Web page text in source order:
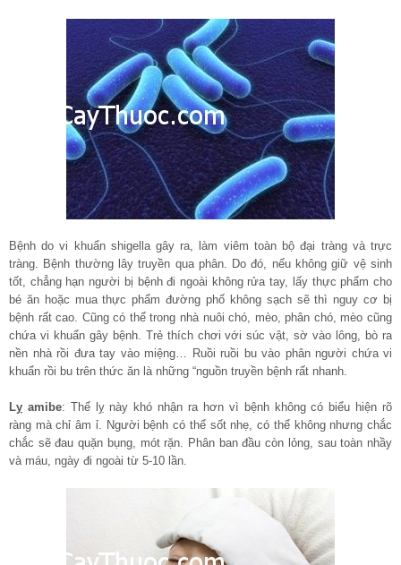
Bệnh do vi khuẩn shigella gây ra, làm viêm toàn bộ đại tràng và trực
tràng. Bệnh thường lây truyền qua phân. Do đó, nếu không giữ vệ sinh
tốt, chẳng hạn người bị bệnh đi ngoài không rửa tay, lấy thực phẩm cho
bé ăn hoặc mua thực phẩm đường phố không sạch sẽ thì nguy cơ bị
bệnh rất cao. Cũng có thể trong nhà nuôi chó, mèo, phân chó, mèo cũng
chứa vi khuẩn gây bệnh. Trẻ thích chơi với súc vật, sờ vào lông, bò ra
nền nhà rồi đưa tay vào miệng… Ruồi ruồi bu vào phân người chứa vi
khuẩn rồi bu trên thức ăn là những “nguồn truyền bệnh rất nhanh.
Lỵ amibe: Thể lỵ này khó nhận ra hơn vì bệnh không có biểu hiện rõ
ràng mà chỉ âm ỉ. Người bệnh có thể sốt nhẹ, có thể không nhưng chắc
chắc sẽ đau quặn bụng, mót rặn. Phân ban đầu còn lỏng, sau toàn nhầy
và máu, ngày đi ngoài từ 5-10 lần.